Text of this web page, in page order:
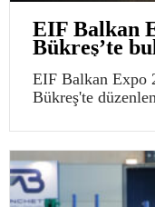
EIF Balkan
Bükreş’te
EIF Balkan Expo
Bükreş'te